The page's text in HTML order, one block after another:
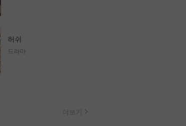
허쉬
드라마
더보기